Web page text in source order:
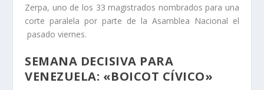
Zerpa, uno de los 33 magistrados nombrados para una
corte paralela por parte de la Asamblea Nacional el
pasado viernes.
SEMANA DECISIVA PARA
VENEZUELA: «BOICOT CÍVICO»